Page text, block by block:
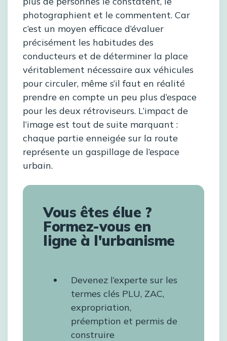
photographient et le commentent. Car
c’est un moyen efficace d’évaluer
précisément les habitudes des
conducteurs et de déterminer la place
véritablement nécessaire aux véhicules
pour circuler, même s’il faut en réalité
prendre en compte un peu plus d’espace
pour les deux rétroviseurs. L’impact de
l’image est tout de suite marquant :
chaque partie enneigée sur la route
représente un gaspillage de l’espace
urbain.
Vous êtes élue ?
Formez-vous en
ligne à l'urbanisme
Devenez l’experte sur les
termes clés PLU, ZAC,
expropriation,
préemption et permis de
construire